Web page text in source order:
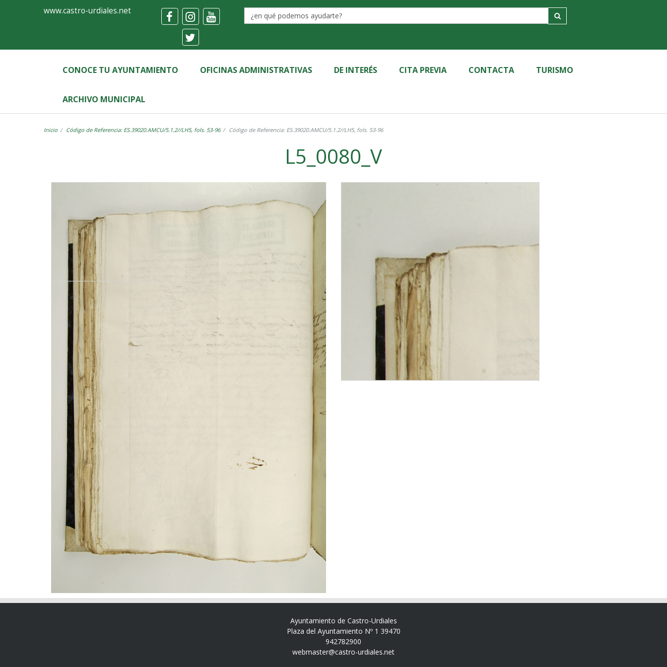
Ayuntamiento
Castro-
Urdiales
www.castro-urdiales.net
CONOCE TU AYUNTAMIENTO OFICINAS ADMINISTRATIVAS DE INTERÉS CITA PREVIA CONTACTA TURISMO
ARCHIVO MUNICIPAL
Inicio Código de Referencia: ES.39020.AMCU/5.1.2//LH5, fols. 53-96 Código de Referencia: ES.39020.AMCU/5.1.2//LH5, fols. 53-96
L5_0080_V
Ayuntamiento de Castro-Urdiales
Plaza del Ayuntamiento Nº 1 39470
942782900
webmaster@castro-urdiales.net